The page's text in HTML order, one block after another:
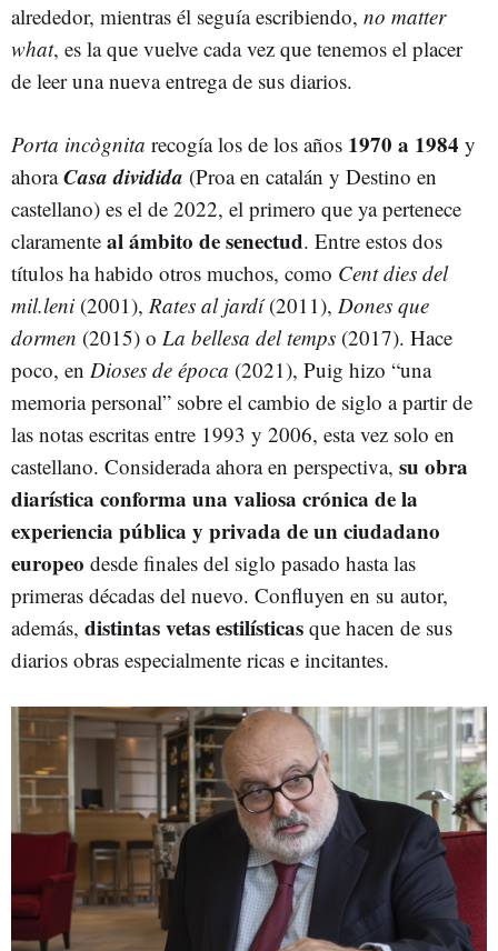
alrededor, mientras él seguía escribiendo, no matter
what, es la que vuelve cada vez que tenemos el placer
de leer una nueva entrega de sus diarios.
Porta incògnita recogía los de los años 1970 a 1984 y
ahoraCasa dividida (Proa en catalán y Destino en
castellano) es el de 2022, el primero que ya pertenece
claramente al ámbito de senectud. Entre estos dos
títulos ha habido otros muchos, como Cent dies del
mil.leni (2001), Rates al jardí(2011), Dones que
dormen (2015) o La bellesa del temps (2017). Hace
poco, en Dioses de época (2021), Puig hizo “una
memoria personal” sobre el cambio de siglo a partir de
las notas escritas entre 1993 y 2006, esta vez solo en
castellano. Considerada ahora en perspectiva, su obra
diarística conforma una valiosa crónica de la
experiencia pública y privada de un ciudadano
europeo desde finales del siglo pasado hasta las
primeras décadas del nuevo. Confluyen en su autor,
además, distintas vetas estilísticas que hacen de sus
diarios obras especialmente ricas e incitantes.